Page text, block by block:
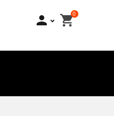
person 0
shopping_cart